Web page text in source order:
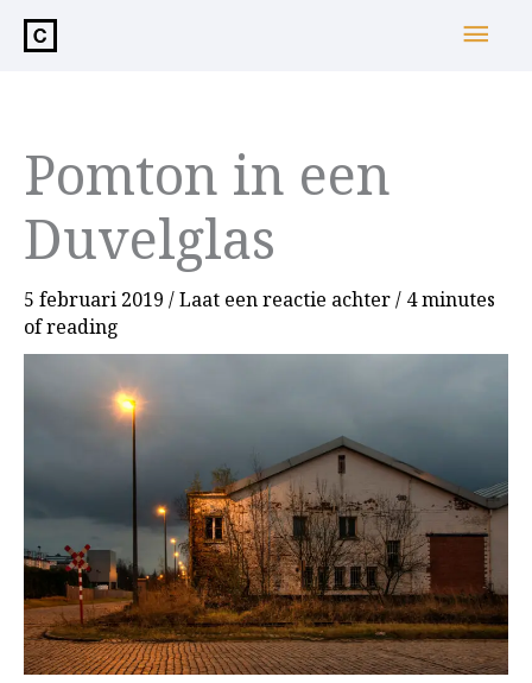
inhoud
Pomton in een
Duvelglas
5 februari 2019 /Laat een reactie achter/ 4 minutes
of reading